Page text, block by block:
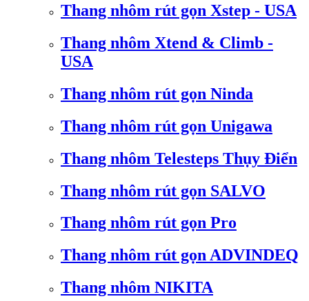
Thang nhôm rút gọn Xstep - USA
Thang nhôm Xtend & Climb -
USA
Thang nhôm rút gọn Ninda
Thang nhôm rút gọn Unigawa
Thang nhôm Telesteps Thụy Điển
Thang nhôm rút gọn SALVO
Thang nhôm rút gọn Pro
Thang nhôm rút gọn ADVINDEQ
Thang nhôm NIKITA